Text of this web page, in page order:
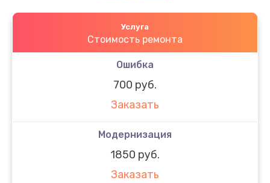
Услуга
Стоимость ремонта
Ошибка
700 руб.
Заказать
Модернизация
1850 руб.
Заказать